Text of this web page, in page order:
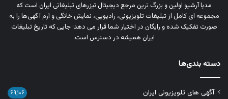
مدیا آرشیو اولین و بزرگ‌ ترین مرجع دیجیتال تیزرهای تبلیغاتی ایران است که
مجموعه‌ ای کامل از تبلیغات تلویزیونی، رادیویی، نمایش خانگی و آرم‌ آگهی‌ها را به‌
صورت تفکیک‌ شده و رایگان در اختیار شما قرار می‌ دهد؛ جایی که تاریخ تبلیغات
ایران همیشه در دسترس است.
دسته بندی‌ها
آگهی های تلویزیونی ایران ۶۹,۱۰۶